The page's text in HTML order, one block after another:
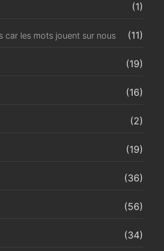
(1)
car les mots jouent sur nous (11)
(19)
(16)
(2)
(19)
(36)
(56)
(34)